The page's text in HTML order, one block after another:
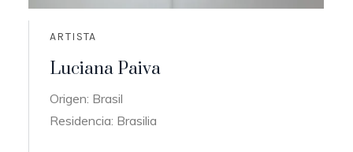
ARTISTA
Luciana Paiva
Origen: Brasil
Residencia: Brasilia